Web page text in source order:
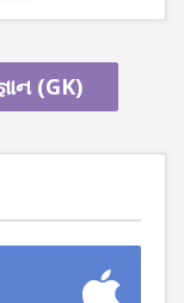
(GK)